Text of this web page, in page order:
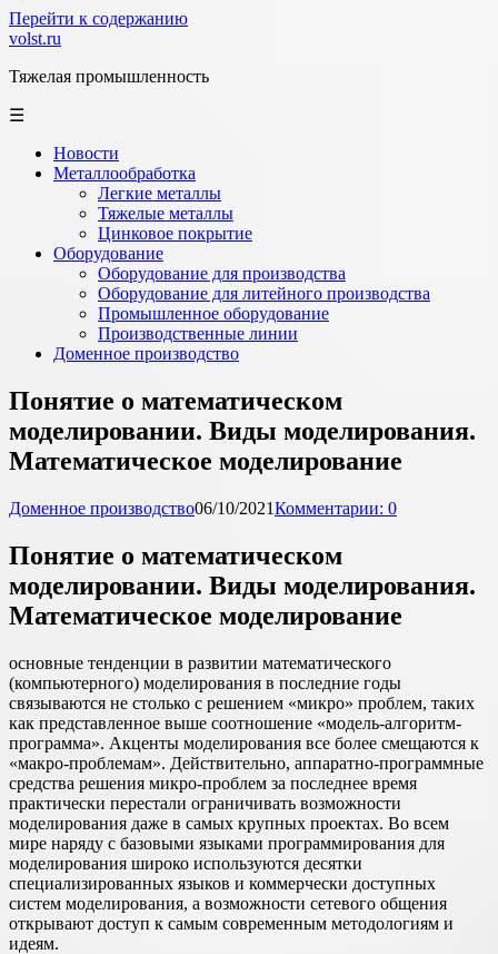
Перейти к содержанию
volst.ru
Тяжелая промышленность
☰
Новости
Металлообработка
Легкие металлы
Тяжелые металлы
Цинковое покрытие
Оборудование
Оборудование для производства
Оборудование для литейного производства
Промышленное оборудование
Производственные линии
Доменное производство
Понятие о математическом
моделировании. Виды моделирования.
Математическое моделирование
Доменное производство06/10/2021Комментарии: 0
Понятие о математическом
моделировании. Виды моделирования.
Математическое моделирование
основные тенденции в развитии математического
(компьютерного) моделирования в последние годы
связываются не столько с решением «микро» проблем, таких
как представленное выше соотношение «модель-алгоритм-
программа». Акценты моделирования все более смещаются к
«макро-проблемам». Действительно, аппаратно-программные
средства решения микро-проблем за последнее время
практически перестали ограничивать возможности
моделирования даже в самых крупных проектах. Во всем
мире наряду с базовыми языками программирования для
моделирования широко используются десятки
специализированных языков и коммерчески доступных
систем моделирования, а возможности сетевого общения
открывают доступ к самым современным методологиям и
идеям.